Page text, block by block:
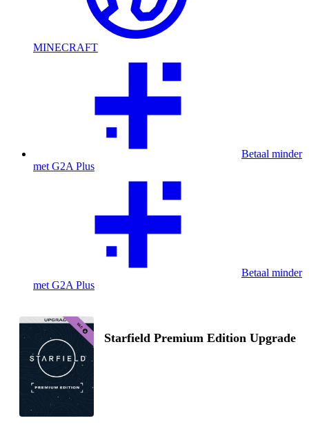
MINECRAFT
Betaal minder
met G2A Plus
Betaal minder
met G2A Plus
Starfield Premium Edition Upgrade